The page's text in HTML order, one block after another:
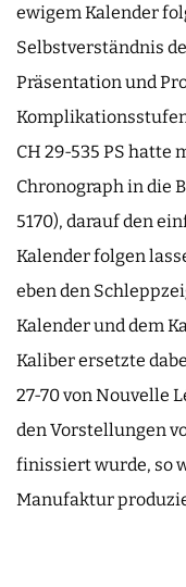
ewigem Kalender
Selbstverständnis
Präsentation und
CH 29-535 PS hatte
Chronograph in die
5170), darauf den
Kalender folgen
eben den
Kalender und dem
Kaliber ersetzte
27-70 von Nouvelle
den Vorstellungen
finissiert wurde, so
Manufaktur